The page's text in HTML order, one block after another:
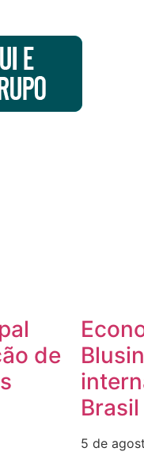
de
Brasil
5 de